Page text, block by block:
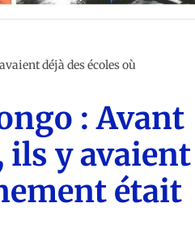
déjà des écoles où
: Avant
ils y avaient
était